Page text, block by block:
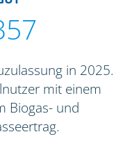
in 2025.
mit einem
Biogas- und